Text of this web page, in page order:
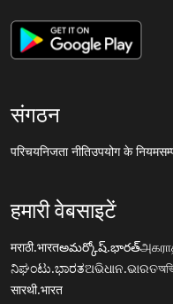
संगठन
परिचयनिजता नीतिउपयोग के नियम
हमारी वेबसाइटें
मराठी.भारतఅమర్కోష్.భారత్
ನಿಘಂಟು.ಭಾರತଅଭିଧାନ.ଭାରତ
सारथी.भारत